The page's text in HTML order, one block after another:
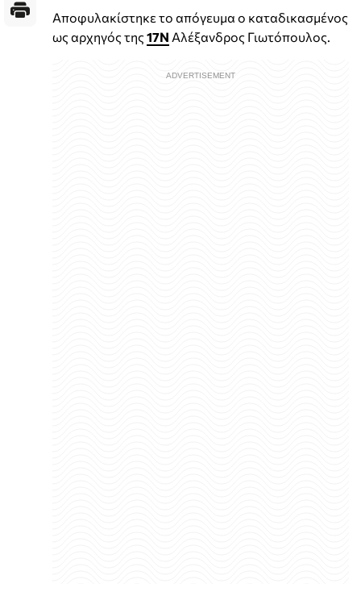
Αποφυλακίστηκε το απόγευμα ο καταδικασμένος
ως αρχηγός της 17Ν Αλέξανδρος Γιωτόπουλος.